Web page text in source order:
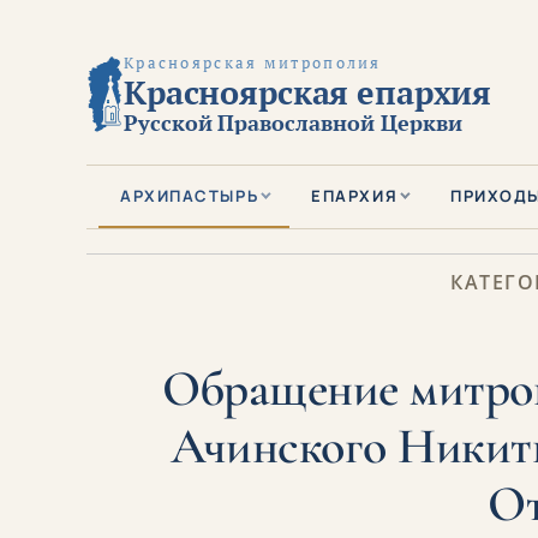
Красноярская митрополия
Красноярская епархия
Русской Православной Церкви
АРХИПАСТЫРЬ ЕПАРХИЯ
Обращение
Ачинского